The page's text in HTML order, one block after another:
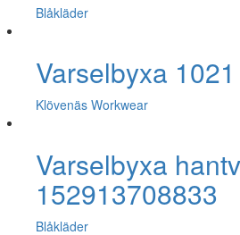
Blåkläder
Varselbyxa
Klövenäs Workwear
Varselbyxa
152913708833
Blåkläder